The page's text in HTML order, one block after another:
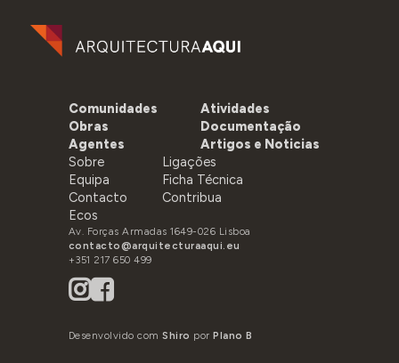
Comunidades
Obras
Agentes
Atividades
Documentação
Artigos e Noticias
Sobre
Equipa
Contacto
Ecos
Ligações
Ficha Técnica
Contribua
Av. Forças Armadas 1649-026 Lisboa
contacto@arquitecturaaqui.eu
+351 217 650 499
Desenvolvido comShiro porPlano B